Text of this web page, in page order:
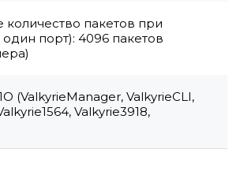
пакетов при
порт): 4096 пакетов
(ValkyrieManager, ValkyrieCLI,
Valkyrie3918,